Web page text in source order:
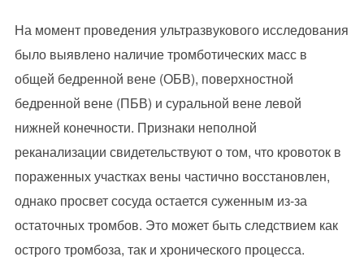
На момент проведения ультразвукового исследования
было выявлено наличие тромботических масс в
общей бедренной вене (ОБВ), поверхностной
бедренной вене (ПБВ) и суральной вене левой
нижней конечности. Признаки неполной
реканализации свидетельствуют о том, что кровоток в
пораженных участках вены частично восстановлен,
однако просвет сосуда остается суженным из-за
остаточных тромбов. Это может быть следствием как
острого тромбоза, так и хронического процесса.